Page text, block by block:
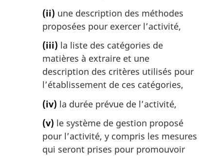
(ii) une description des méthodes
proposées pour exercer l’activité,
(iii) la liste des catégories de
matières à extraire et une
description des critères utilisés pour
l’établissement de ces catégories,
(iv) la durée prévue de l’activité,
(v) le système de gestion proposé
pour l’activité, y compris les mesures
qui seront prises pour promouvoir